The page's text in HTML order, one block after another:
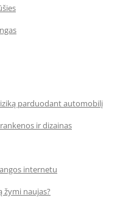
parduodant automobilį
ir dizainas
internetu
žymi naujas?